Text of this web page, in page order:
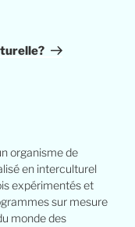
organisme de
en interculturel
expérimentés et
sur mesure
monde des